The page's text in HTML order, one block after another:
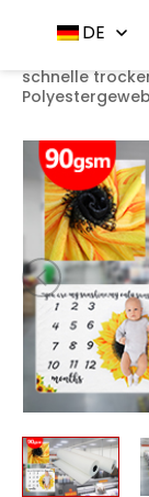
DE
Startseite
schnelle